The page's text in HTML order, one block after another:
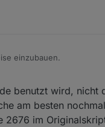
{
aus
Schalter
weil priceLevel:"
einzubauen.
benutzt wird, nicht
am besten
2676 im